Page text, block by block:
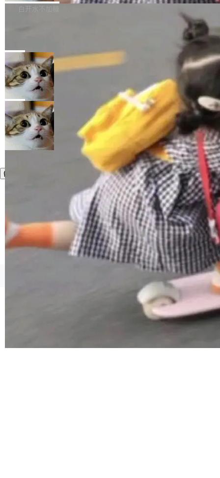
P9 patch03及以上版本。 *升级路径：设置 > 搜
很多中国音视频开发者而言，这个名字并不陌
“启蒙老师”。 而今年，恰好是雷霄骅离世十周
年。FFmpeg 社区最终选择用一个大版本的名
字，留下了这份纪念。 雷霄骅曾是中国传媒大学
数字电视技术方向的博士生，长期从事视频、音
频技...
导致公司在多个项目上超支。《金融时报》报道
编写程序，目标是完成电商平台作者信息与商品
列表的数据匹配 —— 一项常规的数据处理任
务，最终却产生了 180 万美元的账单，实际支出
超出原定预算 860%。 更令人意外的是，该项目
最终并未成功落地，而高额算力消耗持续运行长
达 5 个月，公司直到财务对账时才察觉异常。这
意味着一个无人看管的 AI 程序，在近半年时间
里日夜不停地"烧钱"。 复盘显示，...
白开水不加糖
e CEO Clément Delangue 在 CNBC 的采访里
没有拐弯抹角。他说中国正在赢得 AI 竞赛，而
且按目前的速度，中国 AI 工具预计在今年底或
2027 年就能追上美国前沿实验室的水平。 Dela
ngue 把原因归结为一件事：开放协作。中国的
AI 开发者在一个共享和协作的生态里加速迭代，
而美国模型厂商在"闭门造车"。他的原话是 "buil
ding in silos"——各自为战，互不通气。 这个判
断从他嘴里说出来分量不同。Hugging Face 是
全球最大的开源 AI 平台，上面跑着上百万个模
局
当 AI agent 把源码变成了最好的扩展系
统，开发者工具必须开源
五年前，David Crawshaw 问过很多软件工程师
一个问题：你写过什么给自己用的程序？答案几
乎都是没有。工程师们整天用别人写的程序写程
序给别人用。偶尔有人自己写个博客系统、智能
家居控制、家庭实验室，都算稀奇事。 Crawsh
aw 是 Shelley 的作者，一个开源 AI coding age
nt。他最近在博客上写了一篇文章，核心论点很
简单：开发者工具必须开源。 理由不是传统的自
由软件情怀，而是一个跟 AI agent 直接相关的
技术判断。 两行 prompt 就能个性化任何软件 C
rawshaw 给出了两个 prompt。 第一个： "下载
某个软件的源码，在本地构建。修改 agent ...
局
京ICP备2025119063号